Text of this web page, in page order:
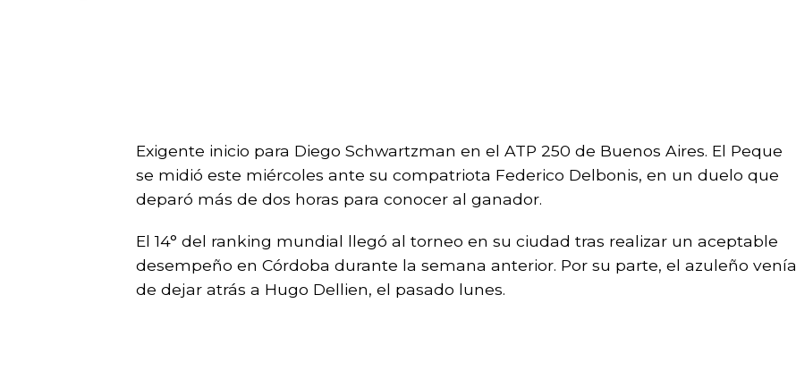
Exigente inicio para Diego Schwartzman en el ATP 250 de Buenos Aires. El Peque
se midió este miércoles ante su compatriota Federico Delbonis, en un duelo que
deparó más de dos horas para conocer al ganador.
El 14° del ranking mundial llegó al torneo en su ciudad tras realizar un aceptable
desempeño en Córdoba durante la semana anterior. Por su parte, el azuleño venía
de dejar atrás a Hugo Dellien, el pasado lunes.